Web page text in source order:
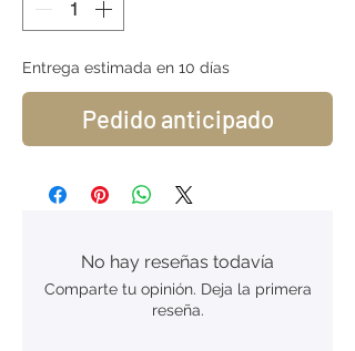
Entrega estimada en 10 días
Pedido anticipado
No hay reseñas todavía
Comparte tu opinión. Deja la primera
reseña.